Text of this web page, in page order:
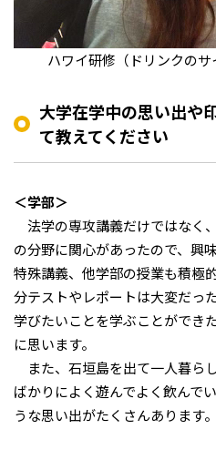
ハワイ研修（ ドリンクのサ
大学在学中の思い出や
て教えてください
＜学部＞
法学の専攻講義だけではなく
の分野に関心があったので、興
特殊講義、他学部の授業も積極
分テストやレポートは大変だっ
学びたいことを学ぶことができ
に思います。
また、石垣島を出て一人暮ら
ばかりによく遊んでよく飲んで
うな思い出がたくさんあります。